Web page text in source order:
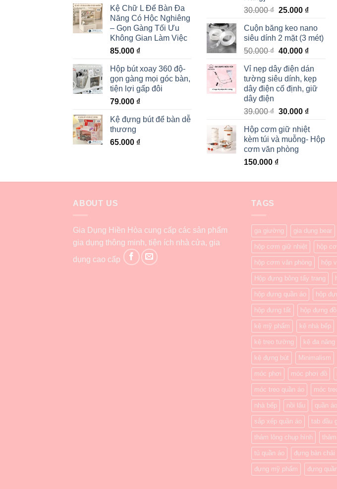
Kệ Chữ L Để Bàn Đa
Năng Có Hộc Nghiêng
– Gọn Gàng Tối Ưu
Không Gian Làm Việc
85.000 ₫
Hộp bút xoay 360 độ-
gọn gàng mọi góc bàn,
tiện lợi gấp đôi
79.000 ₫
Kệ đựng bút để bàn dễ
thương
65.000 ₫
30.000₫ 25.000 ₫
Cuộn băng keo nano
siêu dính 2 mặt (3 mét)
50.000₫ 40.000 ₫
Vỉ nẹp dây điện dán
tường siêu dính, kẹp
dây điện cố định, giữ
dây điện
39.000₫ 30.000 ₫
Hộp cơm giữ nhiệt
kèm túi và muỗng- Hộp
cơm văn phòng
150.000 ₫
ABOUT US
Gia Dụng Hiền Hòa cung cấp các sản phẩm
gia dụng thông minh, tiện ích nhà cửa, gia
dụng cao cấp
TAGS
ga giường gia dụng bear
hộp cơm giữ nhiệt hộp
hộp cơm văn phòng hộp
Hộp đựng bông tẩy trang
hộp đựng quần áo hộp
hộp đựng tất hộp đựng
kệ mỹ phẩm kệ nhà bếp
kệ treo tường kệ đa năng
kệ đựng bút Minimalism
móc phơi móc phơi đồ
móc treo quần áo móc
nhà bếp nồi lẩu quần
sắp xếp quần áo tab đầu
thảm lông chụp hình
tủ quần áo đựng bàn chải
đựng mỹ phẩm đựng